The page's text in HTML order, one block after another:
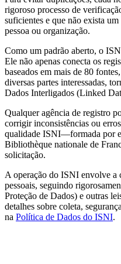
rigoroso processo de
suficientes e que não exista
pessoa ou organização.
Como um padrão aberto, o
Ele não apenas conecta os
baseados em mais de 80
diversas partes interessadas,
Dados Interligados (Linked
Qualquer agência de registro
corrigir inconsistências ou
qualidade ISNI—formada por
Bibliothèque nationale de
solicitação.
A operação do ISNI envolve a
pessoais, seguindo
Proteção de Dados) e outras
detalhes sobre coleta,
na Política de Dados do ISNI.